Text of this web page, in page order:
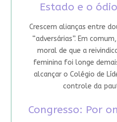
Estado e o
Crescem alianças entre
“adversárias”. Em
moral de que a
feminina foi longe
alcançar o Colégio de
controle da
Congresso: Por